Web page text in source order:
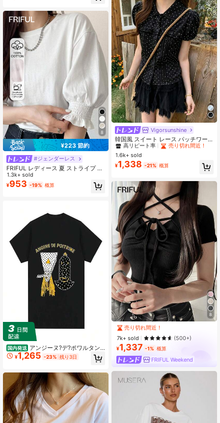
8
¥223 節約
#ジェンダーレス
FRIFUL レディース 夏 ストライプ ラ
ウンドネック 半袖 カフス付きTシャ
ツ
1.3k+ sold
¥953 -19% 概算
国内発送 アンジーヌ?デ?ポワルタン
Tシャツ ソフトコットン ロックバン
ド アルバムアート グラフィックプリ
ィース メンズ レディース ラウンド
ネック トップス レディース.jpg
¥1,265 -23% 残り3日
Vigorsunshine
韓国風 スイート レース パッチワー
ク ペタルスリーブ ピーターパンカラ
ー ブラウス クロップトップ 夏 Tシャ
ツ ブラック ポルカドット
#5 ベストセラー
高リピート率
売り切れ間近！
#5 ベストセラー
ビーチ レディーストップス
高リピート率
#5 ベストセラー
ビーチ レディーストップス
高リピート率
#5 ベストセラー
売り切れ間近！
1.6k+ sold
¥1,338 -21% 概算
8
#2 ベストセラー
に 恋人 女性用トップス、ブラウス、Tシャツ
売り切れ間近！
#2 ベストセラー
売り切れ間近！
#2 ベストセラー
売り切れ間近！
#2 ベストセラー
売り切れ間近！
7k+ sold (500+)
¥1,337 -1% 概算
FRIFUL Weekend